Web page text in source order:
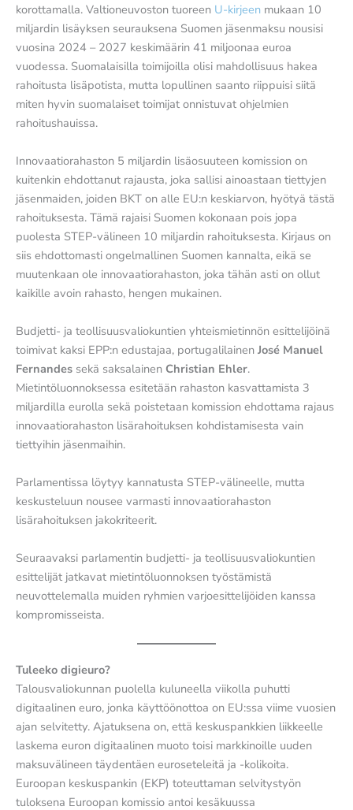
korottamalla. Valtioneuvoston tuoreen U-kirjeen mukaan 10
miljardin lisäyksen seurauksena Suomen jäsenmaksu nousisi
vuosina 2024 – 2027 keskimäärin 41 miljoonaa euroa
vuodessa. Suomalaisilla toimijoilla olisi mahdollisuus hakea
rahoitusta lisäpotista, mutta lopullinen saanto riippuisi siitä
miten hyvin suomalaiset toimijat onnistuvat ohjelmien
rahoitushauissa.
Innovaatiorahaston 5 miljardin lisäosuuteen komission on
kuitenkin ehdottanut rajausta, joka sallisi ainoastaan tiettyjen
jäsenmaiden, joiden BKT on alle EU:n keskiarvon, hyötyä tästä
rahoituksesta. Tämä rajaisi Suomen kokonaan pois jopa
puolesta STEP-välineen 10 miljardin rahoituksesta. Kirjaus on
siis ehdottomasti ongelmallinen Suomen kannalta, eikä se
muutenkaan ole innovaatiorahaston, joka tähän asti on ollut
kaikille avoin rahasto, hengen mukainen.
Budjetti- ja teollisuusvaliokuntien yhteismietinnön esittelijöinä
toimivat kaksi EPP:n edustajaa, portugalilainen José Manuel
Fernandes sekä saksalainen Christian Ehler.
Mietintöluonnoksessa esitetään rahaston kasvattamista 3
miljardilla eurolla sekä poistetaan komission ehdottama rajaus
innovaatiorahaston lisärahoituksen kohdistamisesta vain
tiettyihin jäsenmaihin.
Parlamentissa löytyy kannatusta STEP-välineelle, mutta
keskusteluun nousee varmasti innovaatiorahaston
lisärahoituksen jakokriteerit.
Seuraavaksi parlamentin budjetti- ja teollisuusvaliokuntien
esittelijät jatkavat mietintöluonnoksen työstämistä
neuvottelemalla muiden ryhmien varjoesittelijöiden kanssa
kompromisseista.
Tuleeko digieuro?
Talousvaliokunnan puolella kuluneella viikolla puhutti
digitaalinen euro, jonka käyttöönottoa on EU:ssa viime vuosien
ajan selvitetty. Ajatuksena on, että keskuspankkien liikkeelle
laskema euron digitaalinen muoto toisi markkinoille uuden
maksuvälineen täydentäen euroseteleitä ja -kolikoita.
Euroopan keskuspankin (EKP) toteuttaman selvitystyön
tuloksena Euroopan komissio antoi kesäkuussa